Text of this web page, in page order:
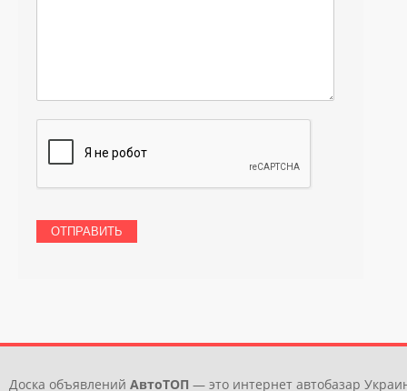
Доска объявлений АвтоТОП — это интернет автобазар